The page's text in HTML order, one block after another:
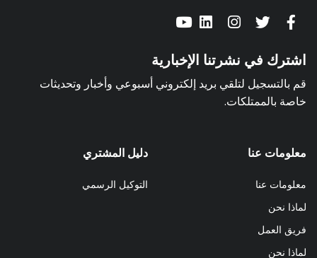
اشترك في نشرتنا الإخبارية
قم بالتسجيل لتلقي بريد إلكتروني أسبوعي وأخبار وتحديثات
خاصة بالممتلكات.
معلومات عنا
معلومات عنا
لماذا نحن
فريق العمل
لماذا نحن
دليل المشتري
التوكيل الرسمي